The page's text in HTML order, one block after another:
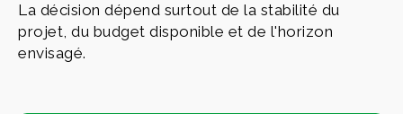
La décision dépend surtout de la stabilité du
projet, du budget disponible et de l'horizon
envisagé.